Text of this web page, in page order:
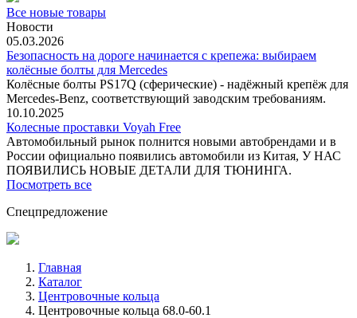
Все новые товары
Новости
05.03.2026
Безопасность на дороге начинается с крепежа: выбираем
колёсные болты для Mercedes
Колёсные болты PS17Q (сферические) - надёжный крепёж для
Mercedes‑Benz, соответствующий заводским требованиям.
10.10.2025
Колесные проставки Voyah Free
Автомобильный рынок полнится новыми автобрендами и в
России официально появились автомобили из Китая, У НАС
ПОЯВИЛИСЬ НОВЫЕ ДЕТАЛИ ДЛЯ ТЮНИНГА.
Посмотреть все
Спецпредложение
Главная
Каталог
Центровочные кольца
Центровочные кольца 68.0-60.1